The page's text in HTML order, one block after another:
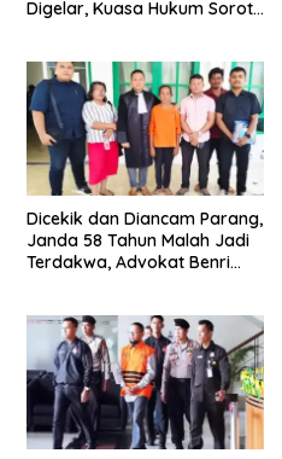
Digelar, Kuasa Hukum Soroti
Dicekik dan Diancam Parang,
Janda 58 Tahun Malah Jadi
Terdakwa, Advokat Benri